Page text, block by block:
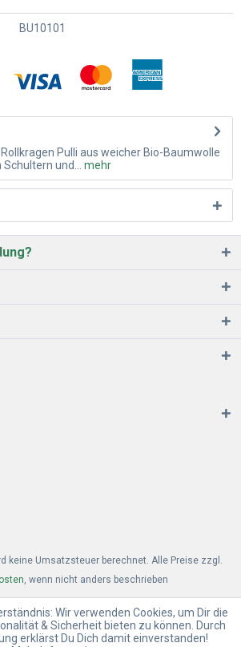
BU10101
Pulli aus weicher Bio-Baumwolle
und...
mehr
keine Umsatzsteuer berechnet. Alle Preise zzgl.
, wenn nicht anders beschrieben
Wir verwenden Cookies, um Dir die
& Sicherheit bieten zu können. Durch
erklärst Du Dich damit einverstanden!